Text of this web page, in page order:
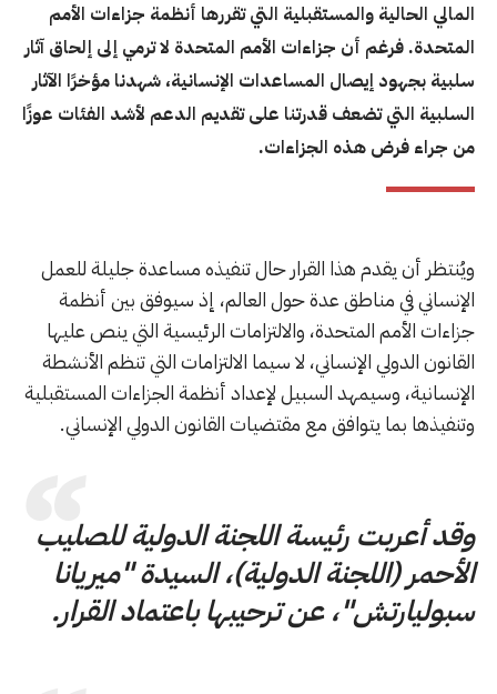
المالي الحالية والمستقبلية التي تقررها أنظمة جزاءات الأمم
المتحدة. فرغم أن جزاءات الأمم المتحدة لا ترمي إلى إلحاق آثار
سلبية بجهود إيصال المساعدات الإنسانية، شهدنا مؤخرًا الآثار
السلبية التي تضعف قدرتنا على تقديم الدعم لأشد الفئات عوزًا
من جراء فرض هذه الجزاءات.
ويُنتظر أن يقدم هذا القرار حال تنفيذه مساعدة جليلة للعمل
الإنساني في مناطق عدة حول العالم، إذ سيوفق بين أنظمة
جزاءات الأمم المتحدة، والالتزامات الرئيسية التي ينص عليها
القانون الدولي الإنساني، لا سيما الالتزامات التي تنظم الأنشطة
الإنسانية، وسيمهد السبيل لإعداد أنظمة الجزاءات المستقبلية
وتنفيذها بما يتوافق مع مقتضيات القانون الدولي الإنساني.
وقد أعربت رئيسة اللجنة الدولية للصليب
الأحمر (اللجنة الدولية)، السيدة "ميريانا
سبوليارتش"، عن ترحيبها باعتماد القرار.